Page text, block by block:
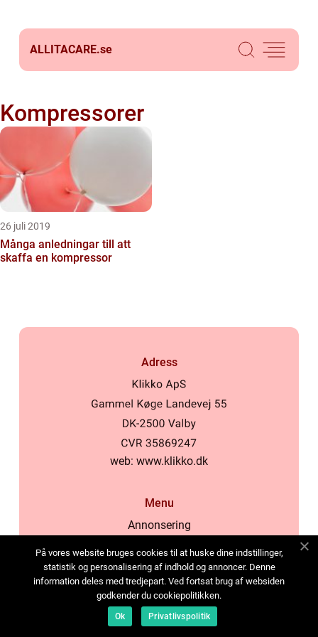
ALLITACARE.se
Kompressorer
26 juli 2019
Många anledningar till att
skaffa en kompressor
Adress
web: www.klikko.dk
Menu
Annonsering
Cookies
Kontakta oss
Sitemap
På vores website bruges cookies til at huske dine indstillinger,
statistik og personalisering af indhold og annoncer. Denne
information deles med tredjepart. Ved fortsat brug af websiden
godkender du cookiepolitikken.
Ok Privatlivspolitik